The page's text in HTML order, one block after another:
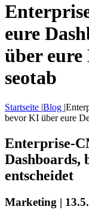
eure
über eure
seotab
Startseite |Blog |
bevor KI über eure
Enterprise-
Dashboards,
entscheidet
Marketing |